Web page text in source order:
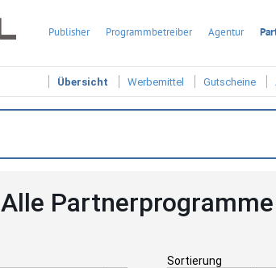
Publisher Programmbetreiber Agentur
Übersicht Werbemittel Gutscheine
Alle
Sortierung